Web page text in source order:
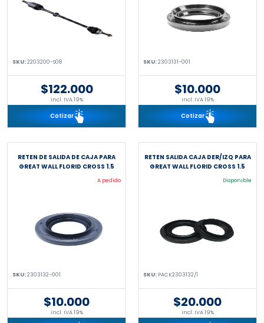
SKU:2203200-S08
$122.000
incl. IVA 19%
Cotizar
SKU:2303131-001
$10.000
incl. IVA 19%
Cotizar
RETEN DE SALIDA DE CAJA PARA
GREAT WALL FLORID CROSS 1.5
A pedido
SKU:2303132-001
$10.000
incl. IVA 19%
RETEN SALIDA CAJA DER/IZQ PARA
GREAT WALL FLORID CROSS 1.5
Disponible
SKU: PACK2303132/1
$20.000
incl. IVA 19%